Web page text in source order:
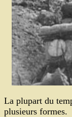
La plupart du
plusieurs formes.